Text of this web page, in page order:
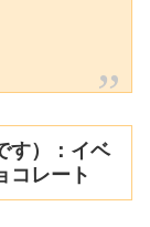
す）：イベ
コレート